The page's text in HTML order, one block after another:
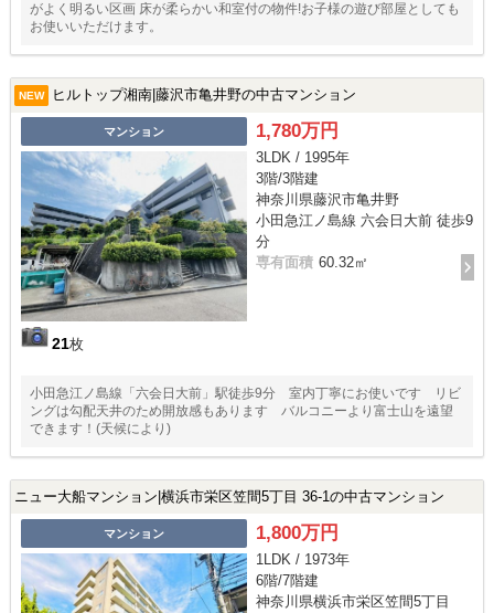
がよく明るい区画 床が柔らかい和室付の物件!お子様の遊び部屋としても
お使いいただけます。
NEW ヒルトップ湘南|藤沢市亀井野の中古マンション
マンション
21枚
1,780万円
3LDK / 1995年
3階/3階建
神奈川県藤沢市亀井野
小田急江ノ島線 六会日大前 徒歩9
分
専有面積 60.32㎡
小田急江ノ島線「六会日大前」駅徒歩9分 室内丁寧にお使いです リビ
ングは勾配天井のため開放感もあります バルコニーより富士山を遠望
できます！(天候により)
ニュー大船マンション|横浜市栄区笠間5丁目 36-1の中古マンション
マンション 1,800万円
1LDK / 1973年
6階/7階建
神奈川県横浜市栄区笠間5丁目